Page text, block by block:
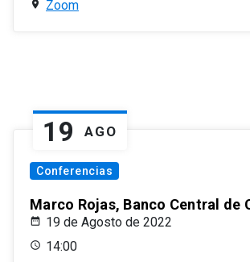
Zoom
19 AGO
Conferencias
Marco Rojas, Banco Central de
19 de Agosto de 2022
14:00